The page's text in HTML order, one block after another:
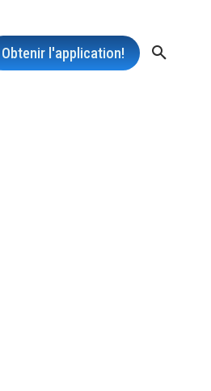
Obtenir l'application!